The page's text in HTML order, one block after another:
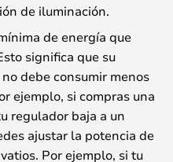
de iluminación.
de energía que
significa que su
debe consumir menos
ejemplo, si compras una
regulador baja a un
ajustar la potencia de
Por ejemplo, si tu